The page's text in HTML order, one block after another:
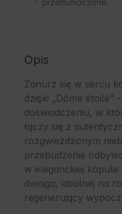
przetłumaczone.
Opis
Zanurz się w sercu
dzięki „Dôme étoilé”
doświadczeniu, w
łączy się z
rozgwieżdżonym
przebudzenie
w eleganckiej
dwojga, idealnej na
regenerujący